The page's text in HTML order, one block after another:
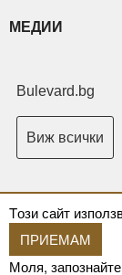
Tози сайт
ПРИЕМАМ
Моля,
МЕДИИ
Bulevard.bg
Виж всички
Copyright ©